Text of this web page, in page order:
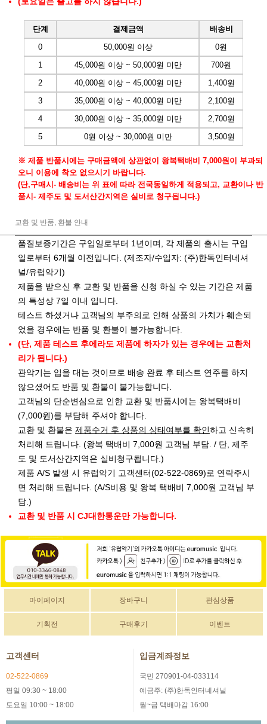
단계 결제금액
배송비
0
50,000원 이상
0원
1
45,000원 이상 ~ 50,000원 미만
700원
2
40,000원 이상 ~ 45,000원 미만
1,400원
3
35,000원 이상 ~ 40,000원 미만
2,100원
4
30,000원 이상 ~ 35,000원 미만
2,700원
5
0원 이상 ~ 30,000원 미만 3,500원
※ 제품 반품시에는 구매금액에 상관없이 왕복택배비 7,000원이 부과되
오니 이용에 착오 없으시기 바랍니다.
(단,구매시- 배송비는 위 표에 따라 전국동일하게 적용되고, 교환이나 반
품시- 제주도 및 도서산간지역은 실비로 청구됩니다.)
교환 및 반품, 환불 안내
품질보증기간은 구입일로부터 1년이며, 각 제품의 출시는 구입
일로부터 6개월 이전입니다. (제조자/수입자: (주)한독인터네셔
널/유럽악기)
제품을 받으신 후 교환 및 반품을 신청 하실 수 있는 기간은 제품
의 특성상 7일 이내 입니다.
테스트 하셨거나 고객님의 부주의로 인해 상품의 가치가 훼손되
었을 경우에는 반품 및 환불이 불가능합니다.
(단, 제품 테스트 후에라도 제품에 하자가 있는 경우에는 교환처
리가 됩니다.)
관악기는 입을 대는 것이므로 배송 완료 후 테스트 연주를 하지
않으셨어도 반품 및 환불이 불가능합니다.
고객님의 단순변심으로 인한 교환 및 반품시에는 왕복택배비
(7,000원)를 부담해 주셔야 합니다.
교환 및 환불은 제품수거 후 상품의 상태여부를 확인하고 신속히
처리해 드립니다. (왕복 택배비 7,000원 고객님 부담. / 단, 제주
도 및 도서산간지역은 실비청구됩니다.)
제품 A/S 발생 시 유럽악기 고객센터(02-522-0869)로 연락주시
면 처리해 드립니다. (A/S비용 및 왕복 택배비 7,000원 고객님 부
담.)
교환 및 반품 시 CJ대한통운만 가능합니다.
마이페이지 장바구니 관심상품
기획전 구매후기 이벤트
고객센터
02-522-0869
평일 09:30 ~ 18:00
토요일 10:00 ~ 18:00
입금계좌정보
국민 270901-04-033114
예금주: (주)한독인터네셔널
월~금 택배마감 16:00